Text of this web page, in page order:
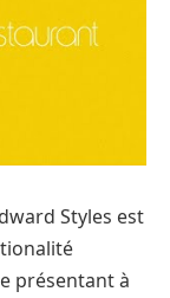
Styles est
présentant à